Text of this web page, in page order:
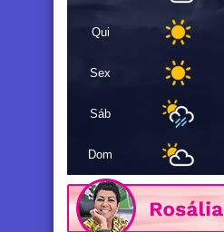
Qui
Sex
Sáb
Dom